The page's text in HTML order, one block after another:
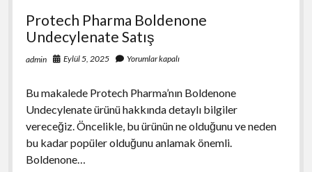
Protech Pharma Boldenone
Undecylenate Satış
admin Eylül 5, 2025 Yorumlar kapalı
Bu makalede Protech Pharma’nın Boldenone
Undecylenate ürünü hakkında detaylı bilgiler
vereceğiz. Öncelikle, bu ürünün ne olduğunu ve neden
bu kadar popüler olduğunu anlamak önemli.
Boldenone…